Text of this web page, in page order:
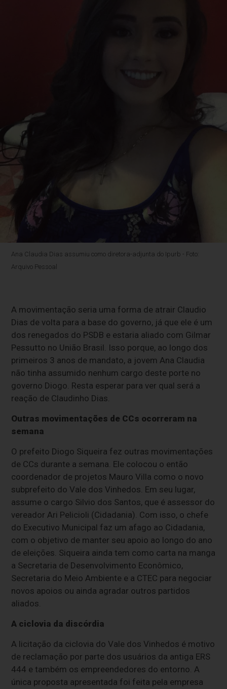
Ana Claudia Dias assumiu como diretora-adjunta do Ipurb - Foto:
Arquivo Pessoal
A movimentação seria uma forma de atrair Claudio
Dias de volta para a base do governo, já que ele é um
dos renegados do PSDB e estaria aliado com Gilmar
Pessutto no União Brasil. Isso porque, ao longo dos
primeiros 3 anos de mandato, a jovem Ana Claudia
não tinha assumido nenhum cargo deste porte no
governo Diogo. Resta esperar para ver qual será a
reação de Claudinho Dias.
Outras movimentações de CCs ocorreram na
semana
O prefeito Diogo Siqueira fez outras movimentações
de CCs durante a semana. Ele colocou o então
coordenador de projetos Mauro Villa como o novo
subprefeito do Vale dos Vinhedos. Em seu lugar,
assume o cargo Silvio dos Santos, que é assessor do
vereador Ari Pelicioli (Cidadania). Com isso, o chefe
do Executivo Municipal faz um afago ao Cidadania,
com o objetivo de manter seu apoio ao longo do ano
de eleições. Siqueira ainda tem como carta na manga
a Secretaria de Desenvolvimento Econômico,
Secretaria do Meio Ambiente e a CTEC para negociar
novos apoios ou ainda agradar outros partidos
aliados.
A ciclovia da discórdia
A licitação da ciclovia do Vale dos Vinhedos é motivo
de reclamação por parte dos usuários da antiga ERS
444 e também os empreendedores do entorno. A
única proposta apresentada foi feita pela empresa